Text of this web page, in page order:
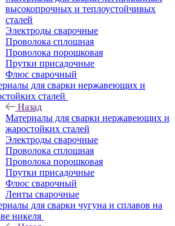
высокопрочных и теплоустойчивых
сталей
Электроды сварочные
Проволока сплошная
Проволока порошковая
Прутки присадочные
Флюс сварочный
для сварки нержавеющих и
сталей
Назад
Материалы для сварки нержавеющих и
жаростойких сталей
Электроды сварочные
Проволока сплошная
Проволока порошковая
Прутки присадочные
Флюс сварочный
Ленты сварочные
для сварки чугуна и сплавов на
никеля